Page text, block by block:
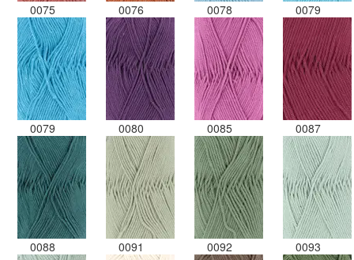
0075 0076 0078 0079
0079 0080 0085 0087
0088 0091 0092 0093